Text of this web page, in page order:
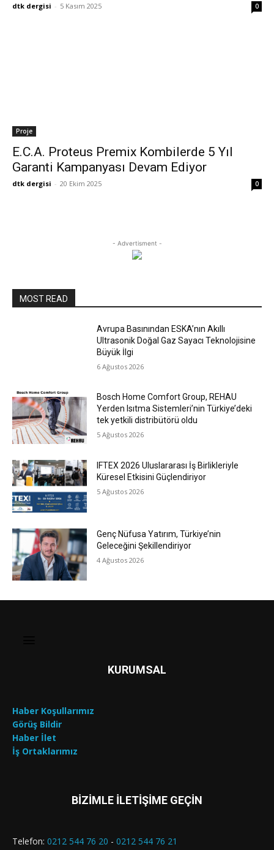
dtk dergisi - 5 Kasım 2025 0
Proje
E.C.A. Proteus Premix Kombilerde 5 Yıl
Garanti Kampanyası Devam Ediyor
dtk dergisi - 20 Ekim 2025 0
- Advertisment -
MOST READ
Avrupa Basınından ESKA’nın Akıllı
Ultrasonik Doğal Gaz Sayacı Teknolojisine
Büyük İlgi
6 Ağustos 2026
Bosch Home Comfort Group, REHAU
Yerden Isıtma Sistemleri’nin Türkiye’deki
tek yetkili distribütörü oldu
5 Ağustos 2026
IFTEX 2026 Uluslararası İş Birlikleriyle
Küresel Etkisini Güçlendiriyor
5 Ağustos 2026
Genç Nüfusa Yatırım, Türkiye’nin
Geleceğini Şekillendiriyor
4 Ağustos 2026
KURUMSAL
Haber Koşullarımız
Görüş Bildir
Haber İlet
İş Ortaklarımız
BİZİMLE İLETİŞİME GEÇİN
Telefon: 0212 544 76 20 - 0212 544 76 21